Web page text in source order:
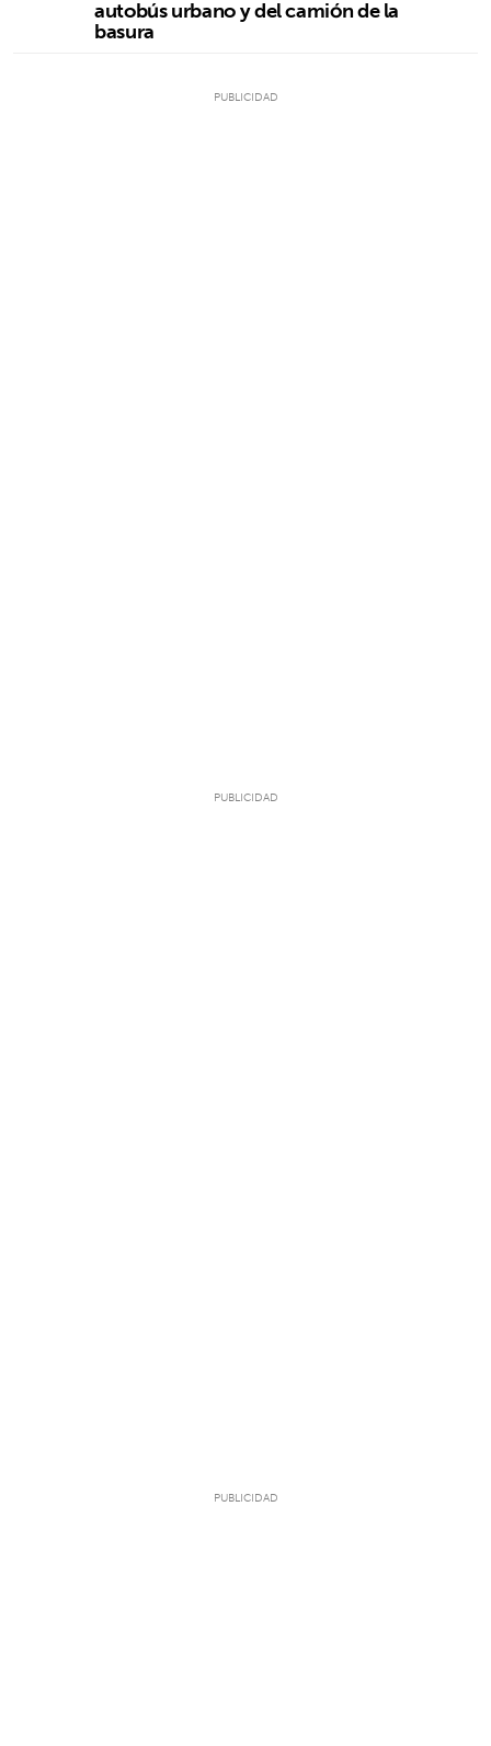
autobús urbano y del camión de la
basura